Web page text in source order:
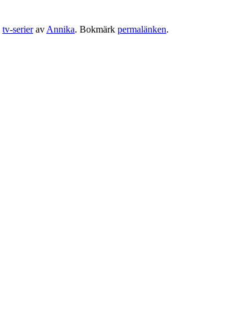
tv-serierav Annika. Bokmärk permalänken.